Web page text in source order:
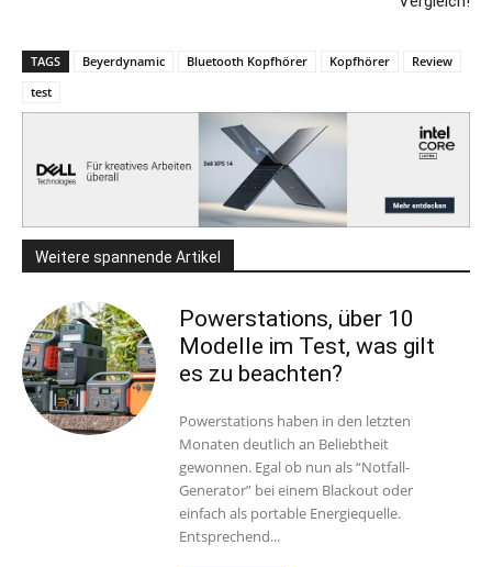
TAGS Beyerdynamic Bluetooth Kopfhörer Kopfhörer
Review
test
Weitere spannende Artikel
Powerstations, über 10
Modelle im Test, was gilt
es zu beachten?
Powerstations haben in den letzten
Monaten deutlich an Beliebtheit
gewonnen. Egal ob nun als “Notfall-
Generator” bei einem Blackout oder
einfach als portable Energiequelle.
Entsprechend...